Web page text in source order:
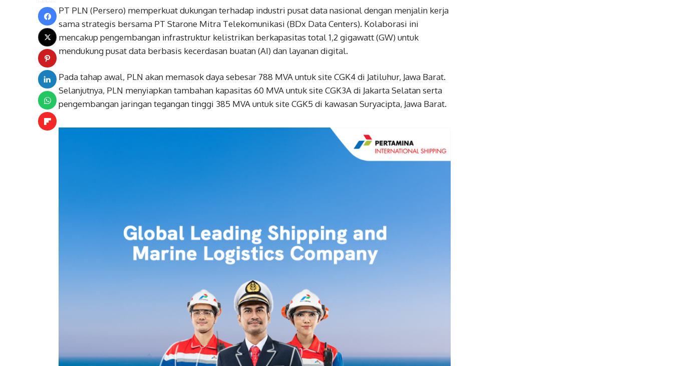
PT PLN (Persero) memperkuat dukungan terhadap industri pusat data nasional dengan menjalin kerja
sama strategis bersama PT Starone Mitra Telekomunikasi (BDx Data Centers). Kolaborasi ini
mencakup pengembangan infrastruktur kelistrikan berkapasitas total 1,2 gigawatt (GW) untuk
mendukung pusat data berbasis kecerdasan buatan (AI) dan layanan digital.
Pada tahap awal, PLN akan memasok daya sebesar 788 MVA untuk site CGK4 di Jatiluhur, Jawa Barat.
Selanjutnya, PLN menyiapkan tambahan kapasitas 60 MVA untuk site CGK3A di Jakarta Selatan serta
pengembangan jaringan tegangan tinggi 385 MVA untuk site CGK5 di kawasan Suryacipta, Jawa Barat.